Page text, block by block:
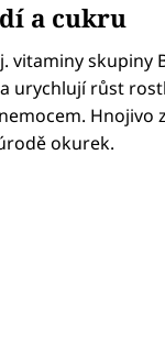
a cukru
vitaminy skupiny
urychlují růst
Hnojivo
okurek.